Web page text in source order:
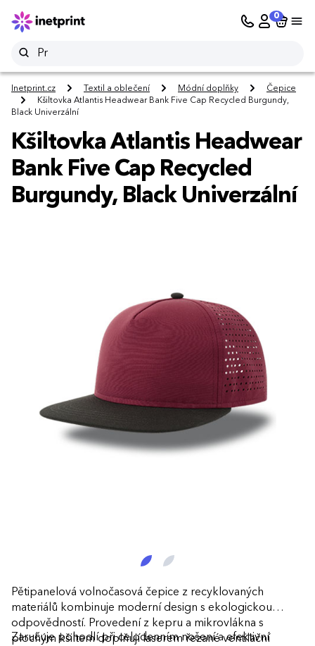
0
Inetprint.cz Textil a oblečení Módní doplňky
Čepice
Kšiltovka Atlantis Headwear Bank Five Cap Recycled Burgundy,
Black Univerzální
Kšiltovka Atlantis Headwear
Bank Five Cap Recycled
Burgundy, Black Univerzální
Pětipanelová volnočasová čepice z recyklovaných
materiálů kombinuje moderní design s ekologickou
odpovědností. Provedení z kepru a mikrovlákna s
plochým kšiltem doplňují laserem řezané ventilační
Zaručuje pohodlí při celodenním nošení a efektivní